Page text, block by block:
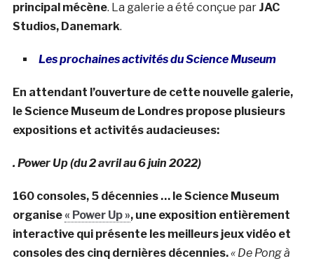
principal mécène. La galerie a été conçue par JAC
Studios, Danemark.
Les prochaines activités du Science Museum
En attendant l’ouverture de cette nouvelle galerie,
le Science Museum de Londres propose plusieurs
expositions et activités audacieuses:
. Power Up (du 2 avril au 6 juin 2022)
160 consoles, 5 décennies … le Science Museum
organise« Power Up », une exposition entièrement
interactive qui présente les meilleurs jeux vidéo et
consoles des cinq dernières décennies.« De Pong à